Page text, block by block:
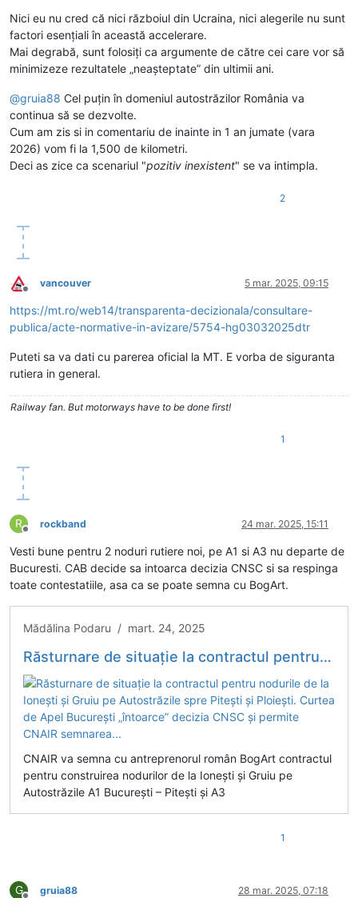
Nici eu nu cred că nici războiul din Ucraina, nici alegerile nu sunt
factori esențiali în această accelerare.
Mai degrabă, sunt folosiți ca argumente de către cei care vor să
minimizeze rezultatele „neașteptate” din ultimii ani.
@gruia88 Cel puțin în domeniul autostrăzilor România va
continua să se dezvolte.
Cum am zis si in comentariu de inainte in 1 an jumate (vara
2026) vom fi la 1,500 de kilometri.
Deci as zice ca scenariul "pozitiv inexistent" se va intimpla.
2
Deconectat
vancouver 5 mar. 2025, 09:15
https://mt.ro/web14/transparenta-decizionala/consultare-
publica/acte-normative-in-avizare/5754-hg03032025dtr
Puteti sa va dati cu parerea oficial la MT. E vorba de siguranta
rutiera in general.
Railway fan. But motorways have to be done first!
1
R
Deconectat
rockband 24 mar. 2025, 15:11
Vesti bune pentru 2 noduri rutiere noi, pe A1 si A3 nu departe de
Bucuresti. CAB decide sa intoarca decizia CNSC si sa respinga
toate contestatiile, asa ca se poate semna cu BogArt.
Mădălina Podaru / mart. 24, 2025
Răsturnare de situație la contractul pentru nodurile de la Ionești și Gruiu pe Autostrăzile spre Pitești și Ploiești. Curtea de Apel București „întoarce” decizia CNSC și permite CNAIR semnarea...
CNAIR va semna cu antreprenorul român BogArt contractul
pentru construirea nodurilor de la Ionești și Gruiu pe
Autostrăzile A1 București – Pitești și A3
1
G gruia88 28 mar. 2025, 07:18